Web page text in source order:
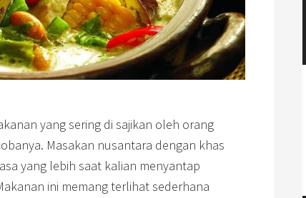
yang sering di sajikan oleh orang
Masakan nusantara dengan khas
yang lebih saat kalian menyantap
ini memang terlihat sederhana